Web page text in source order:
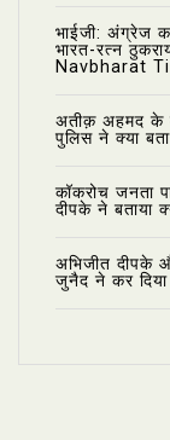
भाईजी: अंग्रेज
भारत-रत्न
Navbharat
अतीक़ अहमद के
पुलिस ने क्या
कॉकरोच जनता
दीपके ने बताया
अभिजीत दीपके
जुनैद ने कर